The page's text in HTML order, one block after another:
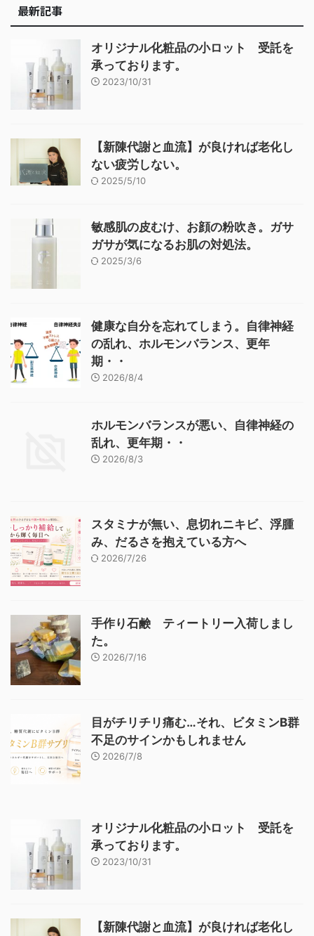
最新記事
オリジナル化粧品の小ロット 受託を
承っております。
2023/10/31
【新陳代謝と血流】が良ければ老化し
ない疲労しない。
2025/5/10
敏感肌の皮むけ、お顔の粉吹き。ガサ
ガサが気になるお肌の対処法。
2025/3/6
健康な自分を忘れてしまう。自律神経
の乱れ、ホルモンバランス、更年
期・・
2026/8/4
ホルモンバランスが悪い、自律神経の
乱れ、更年期・・
2026/8/3
スタミナが無い、息切れニキビ、浮腫
み、だるさを抱えている方へ
2026/7/26
手作り石鹸 ティートリー入荷しまし
た。
2026/7/16
目がチリチリ痛む…それ、ビタミンB群
不足のサインかもしれません
2026/7/8
オリジナル化粧品の小ロット 受託を
承っております。
2023/10/31
【新陳代謝と血流】が良ければ老化し